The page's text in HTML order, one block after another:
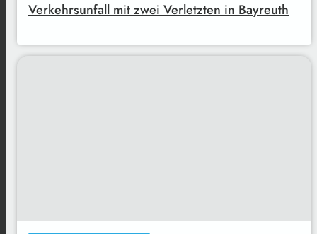
Verkehrsunfall mit zwei Verletzten in Bayreuth